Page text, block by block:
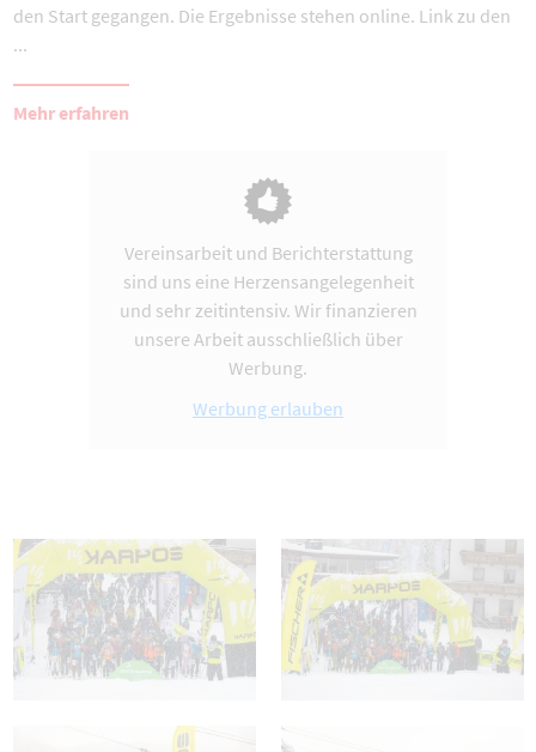
den Start gegangen. Die Ergebnisse stehen online. Link zu den
...
Mehr erfahren
Vereinsarbeit und Berichterstattung
sind uns eine Herzensangelegenheit
und sehr zeitintensiv. Wir finanzieren
unsere Arbeit ausschließlich über
Werbung.
Werbung erlauben